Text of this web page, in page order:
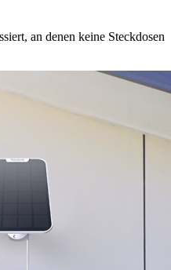
an denen keine Steckdosen